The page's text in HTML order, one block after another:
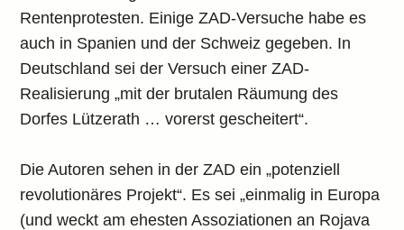
Rentenprotesten. Einige ZAD-Versuche habe es
auch in Spanien und der Schweiz gegeben. In
Deutschland sei der Versuch einer ZAD-
Realisierung „mit der brutalen Räumung des
Dorfes Lützerath … vorerst gescheitert“.
Die Autoren sehen in der ZAD ein „potenziell
revolutionäres Projekt“. Es sei „einmalig in Europa
(und weckt am ehesten Assoziationen an Rojava